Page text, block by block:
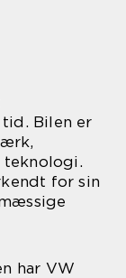
Bilen er
teknologi.
for sin
har VW